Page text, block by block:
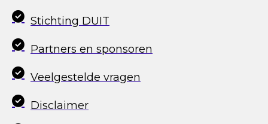
Stichting DUIT
Partners en sponsoren
Veelgestelde vragen
Disclaimer